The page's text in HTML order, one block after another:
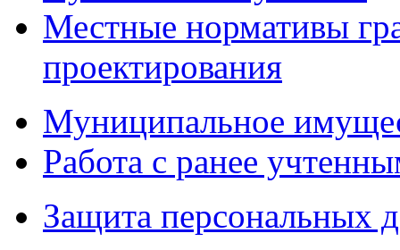
Местные нормативы
проектирования
Муниципальное
Работа с ранее
Защита персональных